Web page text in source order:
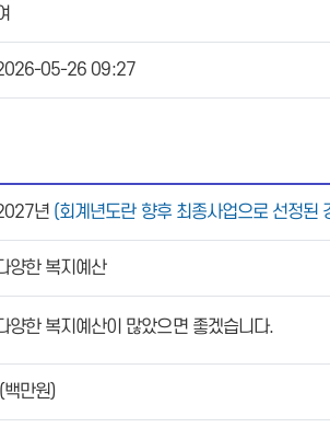
05-26 09:27
년 (회계년도란 향후 최종사업으로 선정된
양한 복지예산
양한 복지예산이 많았으면 좋겠습니다.
(백만원)